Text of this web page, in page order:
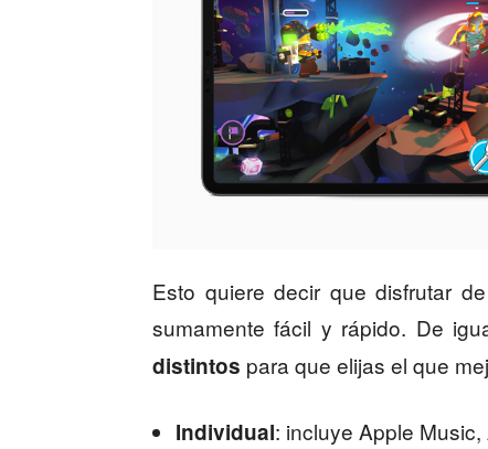
Esto quiere decir que disfrutar
sumamente fácil y rápido. De
distintos para que elijas el que
Individual: incluye Apple